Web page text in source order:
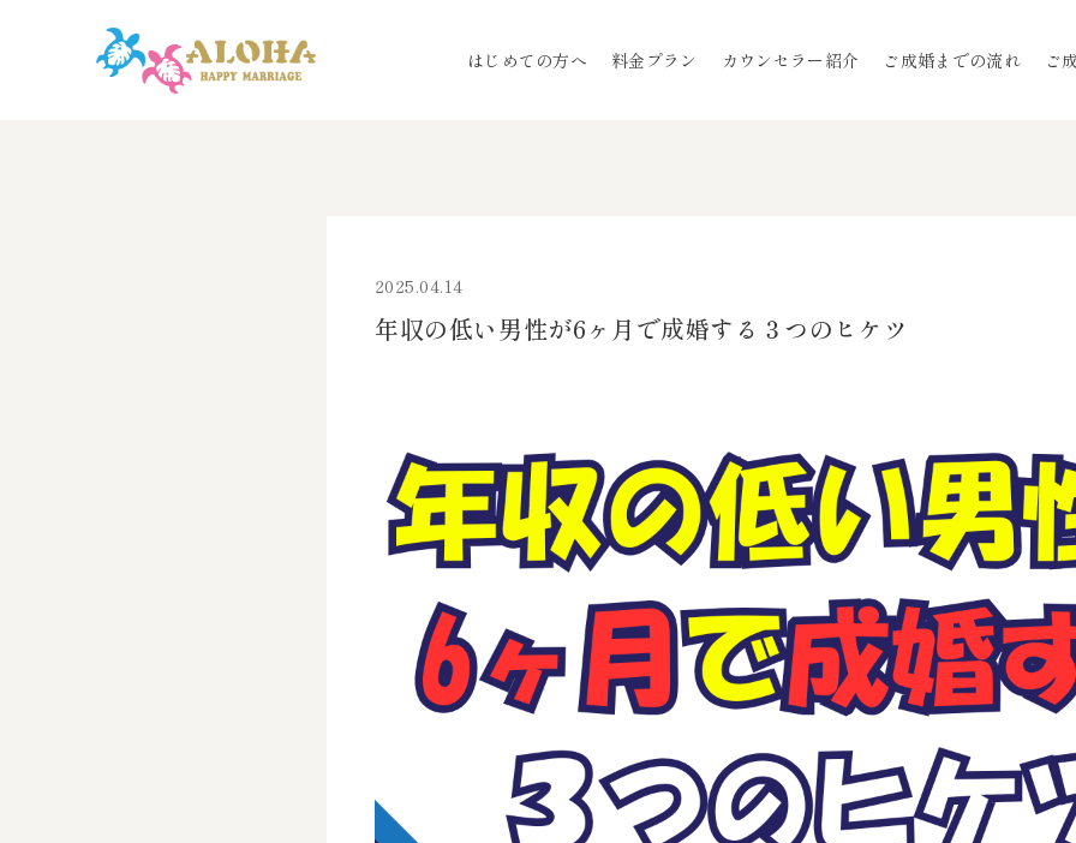
はじめての方へ 料金プラン カウンセラー紹介 ご成婚までの流れ ご
2025.04.14
年収の低い男性が6ヶ月で成婚する３つのヒケツ